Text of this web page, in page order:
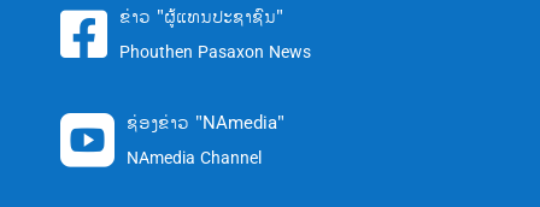
 ຂ່າວ "ຜູ້ແທນປະຊາຊົນ"
Phouthen Pasaxon News
 ຊ່ອງຂ່າວ "NAmedia"
NAmedia Channel